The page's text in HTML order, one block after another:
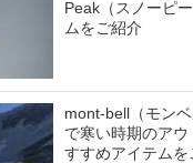
Peak（スノーピ
ムをご紹介
mont-bell（モン
で寒い時期のア
すすめアイテムを